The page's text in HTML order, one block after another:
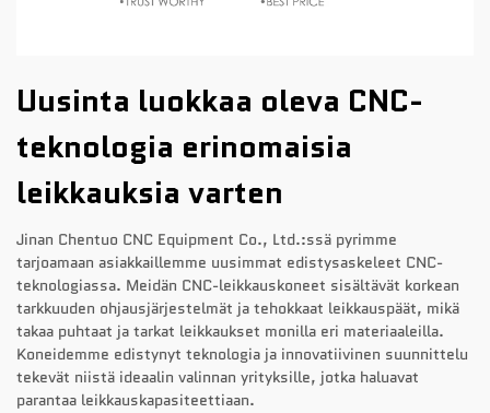
Uusinta luokkaa oleva CNC-
teknologia erinomaisia
leikkauksia varten
Jinan Chentuo CNC Equipment Co., Ltd.:ssä pyrimme
tarjoamaan asiakkaillemme uusimmat edistysaskeleet CNC-
teknologiassa. Meidän CNC-leikkauskoneet sisältävät korkean
tarkkuuden ohjausjärjestelmät ja tehokkaat leikkauspäät, mikä
takaa puhtaat ja tarkat leikkaukset monilla eri materiaaleilla.
Koneidemme edistynyt teknologia ja innovatiivinen suunnittelu
tekevät niistä ideaalin valinnan yrityksille, jotka haluavat
parantaa leikkauskapasiteettiaan.